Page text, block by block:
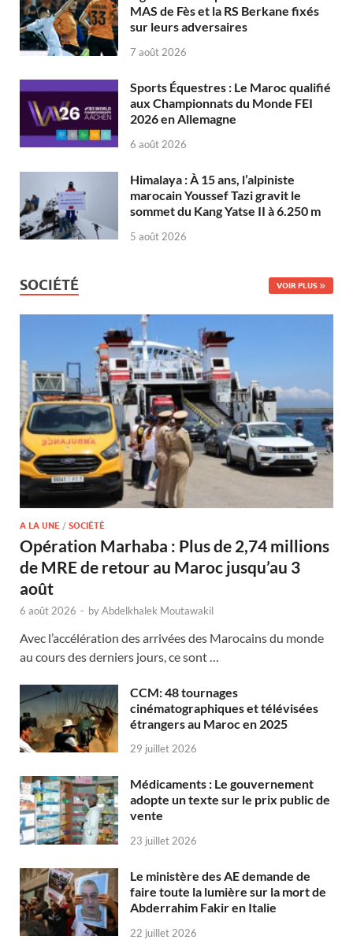
MAS de Fès et la RS Berkane fixés
sur leurs adversaires
7 août 2026
Sports Équestres : Le Maroc qualifié
aux Championnats du Monde FEI
2026 en Allemagne
6 août 2026
Himalaya : À 15 ans, l’alpiniste
marocain Youssef Tazi gravit le
sommet du Kang Yatse II à 6.250 m
5 août 2026
SOCIÉTÉ VOIR PLUS
A LA UNE / SOCIÉTÉ
Opération Marhaba : Plus de 2,74 millions
de MRE de retour au Maroc jusqu’au 3
août
6 août 2026 - byAbdelkhalek Moutawakil
Avec l’accélération des arrivées des Marocains du monde
au cours des derniers jours, ce sont …
CCM: 48 tournages
cinématographiques et télévisées
étrangers au Maroc en 2025
29 juillet 2026
Médicaments : Le gouvernement
adopte un texte sur le prix public de
vente
23 juillet 2026
Le ministère des AE demande de
faire toute la lumière sur la mort de
Abderrahim Fakir en Italie
22 juillet 2026